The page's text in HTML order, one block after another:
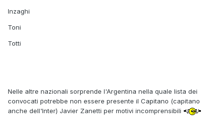
Inzaghi
Toni
Totti
Nelle altre nazionali sorprende l'Argentina nella quale lista dei
convocati potrebbe non essere presente il Capitano (capitano
anche dell'Inter) Javier Zanetti per motivi incomprensibili